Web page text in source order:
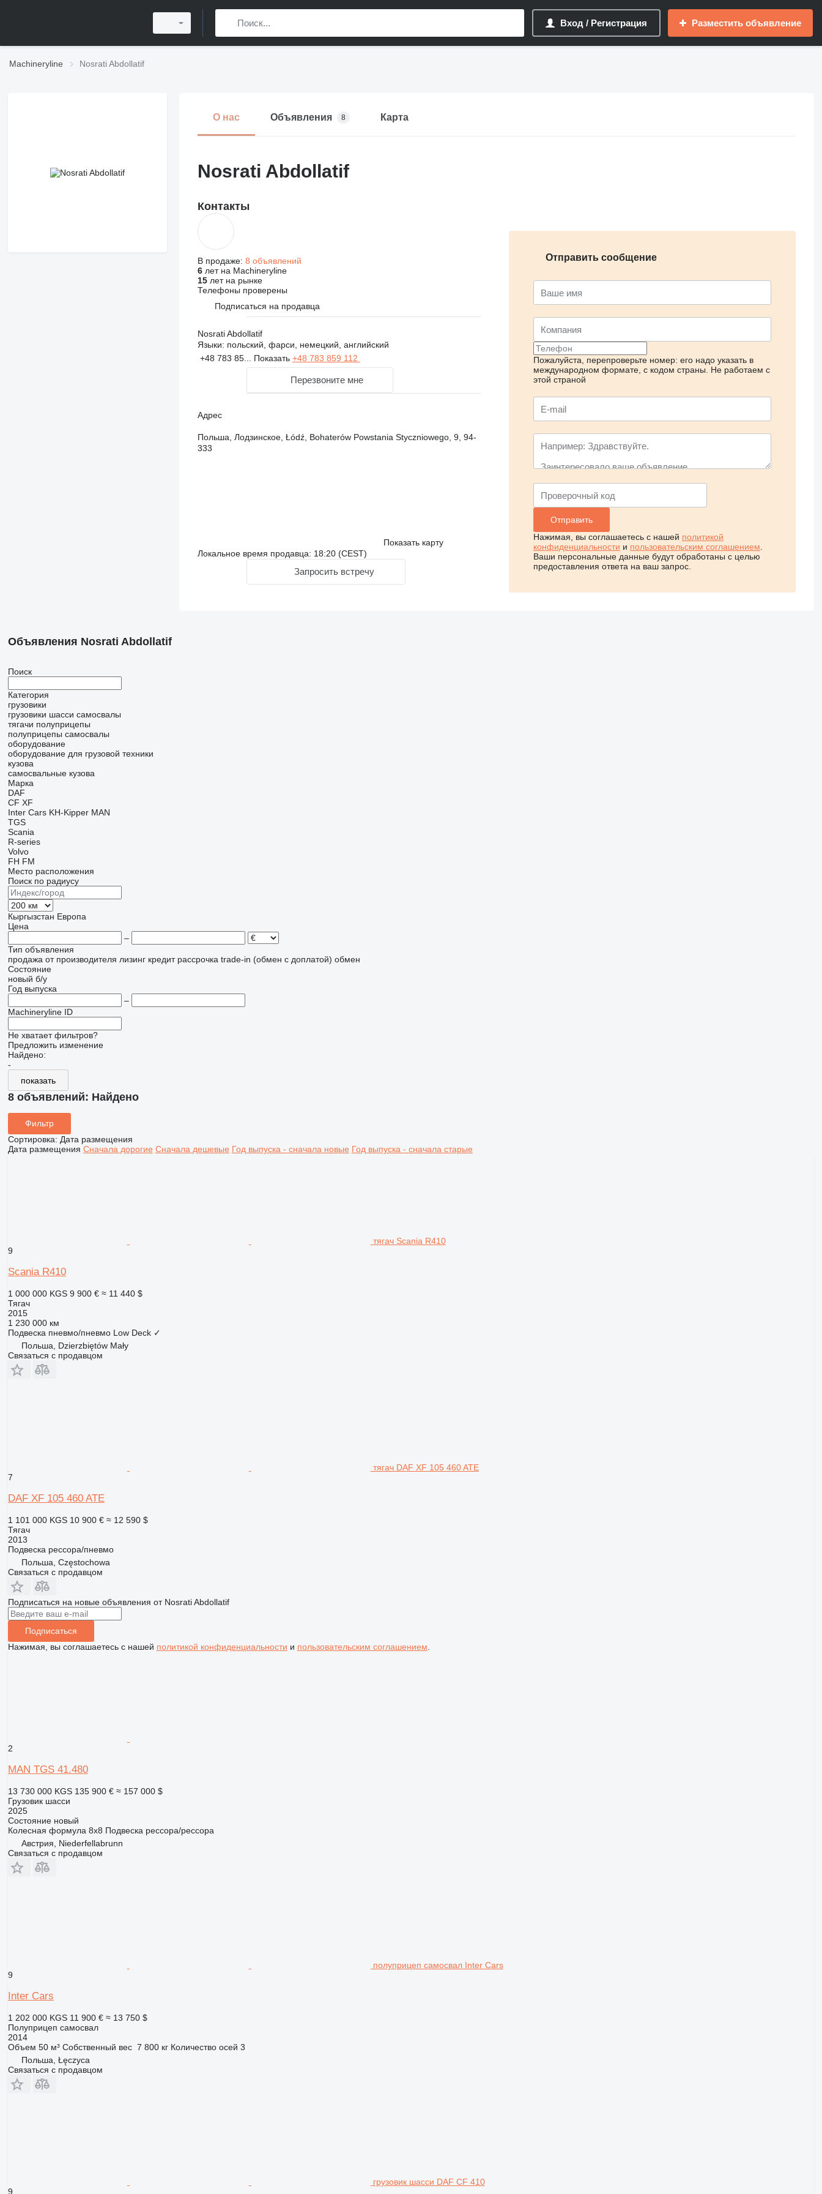
Вход / Регистрация Разместить объявление
Machineryline Nosrati Abdollatif
О нас Объявления 8 Карта
Nosrati Abdollatif
Контакты
В продаже: 8 объявлений
6лет на Machineryline
15лет на рынке
Телефоны проверены
Подписаться на продавца
Nosrati Abdollatif
Языки: польский, фарси, немецкий, английский
+48 783 85... Показать +48 783 859 112
Перезвоните мне
Адрес
Польша, Лодзинское, Łódź, Bohaterów Powstania Styczniowego, 9, 94-
333
Показать карту
Локальное время продавца: 18:20 (CEST)
Запросить встречу
Отправить сообщение
Пожалуйста, перепроверьте номер: его надо указать в
международном формате, с кодом страны.
Не работаем с
этой страной
Нажимая, вы соглашаетесь с нашей политикой
конфиденциальности и пользовательским соглашением
Ваши персональные данные будут обработаны с целью
предоставления ответа на ваш запрос.
Объявления Nosrati Abdollatif
Поиск
Категория
грузовики
грузовики шасси самосвалы
тягачи полуприцепы
полуприцепы самосвалы
оборудование
оборудование для грузовой техники
кузова
самосвальные кузова
Марка
DAF
CF XF
Inter Cars KH-Kipper MAN
TGS
Scania
R-series
Volvo
FH FM
Место расположения
Поиск по радиусу
Кыргызстан Европа
Цена
–
Тип объявления
продажа от производителя лизинг кредит рассрочка trade-in (обмен с доплатой) обмен
Состояние
новый б/у
Год выпуска
–
Machineryline ID
Не хватает фильтров?
Предложить изменение
Найдено:
-
показать
8 объявлений: Найдено
Фильтр
Сортировка: Дата размещения
Дата размещения Сначала дорогие Сначала дешевые Год выпуска - сначала новые Год выпуска - сначала старые
тягач Scania R410
9
Scania R410
1 000 000 KGS 9 900 € ≈ 11 440 $
Тягач
2015
1 230 000 км
Подвеска пневмо/пневмо Low Deck ✓
Польша, Dzierzbiętów Mały
Связаться с продавцом
тягач DAF XF 105 460 ATE
7
DAF XF 105 460 ATE
1 101 000 KGS 10 900 € ≈ 12 590 $
Тягач
2013
Подвеска рессора/пневмо
Польша, Częstochowa
Связаться с продавцом
Подписаться на новые объявления от Nosrati Abdollatif
Подписаться
Нажимая, вы соглашаетесь с нашей политикой конфиденциальности и пользовательским соглашением
2
MAN TGS 41.480
13 730 000 KGS 135 900 € ≈ 157 000 $
Грузовик шасси
2025
Состояниеновый
Колесная формула 8x8 Подвеска рессора/рессора
Австрия, Niederfellabrunn
Связаться с продавцом
полуприцеп самосвал Inter Cars
9
Inter Cars
1 202 000 KGS 11 900 € ≈ 13 750 $
Полуприцеп самосвал
2014
Объем 50 м³ Собственный вес 7 800 кг Количество осей 3
Польша, Łęczyca
Связаться с продавцом
грузовик шасси DAF CF 410
9